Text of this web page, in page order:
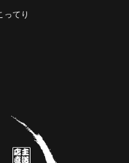
ってり